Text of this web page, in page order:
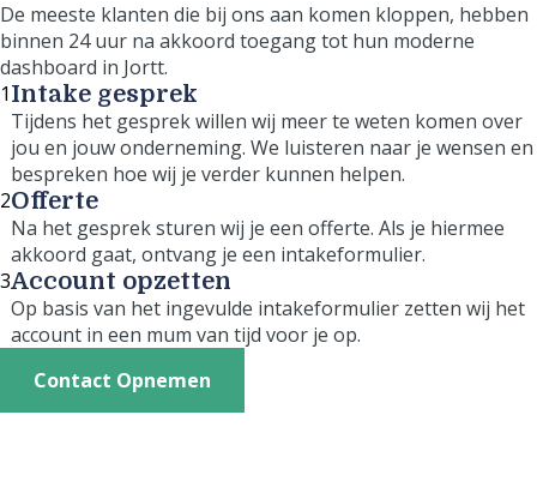
De meeste klanten die bij ons aan komen kloppen, hebben
binnen 24 uur na akkoord toegang tot hun moderne
dashboard in Jortt.
1Intake gesprek
Tijdens het gesprek willen wij meer te weten komen over
jou en jouw onderneming. We luisteren naar je wensen en
bespreken hoe wij je verder kunnen helpen.
2Offerte
Na het gesprek sturen wij je een offerte. Als je hiermee
akkoord gaat, ontvang je een intakeformulier.
3Account opzetten
Op basis van het ingevulde intakeformulier zetten wij het
account in een mum van tijd voor je op.
Contact Opnemen